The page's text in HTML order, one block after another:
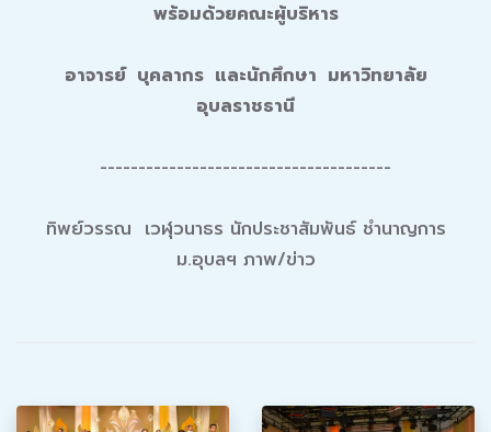
พร้อมด้วยคณะผู้บริหาร
อาจารย์ บุคลากรและนักศึกษา มหาวิทยาลัย
อุบลราชธานี
--------------------------------------
ทิพย์วรรณ เวฬุวนาธร นักประชาสัมพันธ์ ชำนาญการ
ม.อุบลฯ ภาพ/ข่าว